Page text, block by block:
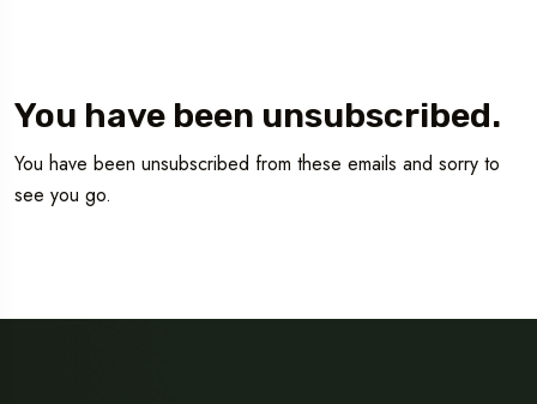
You have been unsubscribed.
You have been unsubscribed from these emails and sorry to
see you go.